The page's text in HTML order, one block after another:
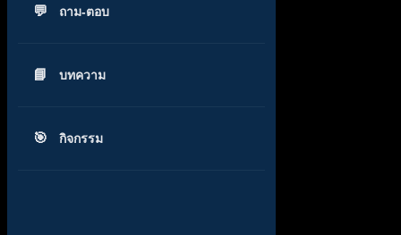
ถาม-ตอบ
บทความ
กิจกรรม